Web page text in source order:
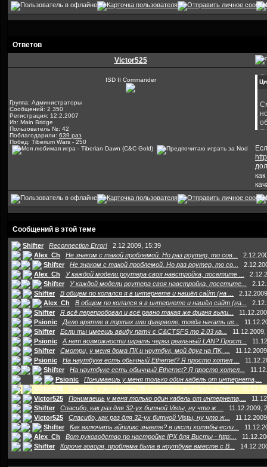
Ответов
Victor525
ISD II Commander
Группа: Администраторы
Сообщений: 2 350
Регистрация: 12.2.2007
Из: Main Bridge
Пользователь №: 42
Поблагодарили: 639 раз
Побед: Tiberium Wars - 250
Сообщений в этой теме
Shifter Reconnection Error!
2.12.2009, 15:39
Alex_Ch
Не знаком с такой проблемой. Но раз роутер, то сов...
Shifter
Не знаком с такой проблемой. Но раз роутер, то со...
Alex_Ch
У каждой модели роутера своя навстройка, посетите ...
Shifter
У каждой модели роутера своя навстройка, посетите...
Shifter
В общем по копался я в интернете и нашёл сайт (на ...
Alex_Ch
В общем по копался я в интернете и нашёл сайт (на...
Shifter
Я всё перепробовал и всё равно такая же фигня выки...
Psionic
Дело врятле в портах или фаерволе, тогда начать иг...
Shifter
Если ты имеешь ввиду патч с C&CTSFS то 2.03 ка...
Psionic
А нет возможности играть через реальный LAN? Прост...
Shifter
Смотри, у меня дома ПК и ноутбук, мой друг на ПК, ...
Psionic
На наутбуке есть обычный Ethernet? Я просто хотел ...
Shifter
На наутбуке есть обычный Ethernet? Я просто хотел...
Psionic
Понимаешь у меня только один кабель от интернета,...
Victor525
Смотри, у меня дома ПК и ноутбук, мой друг на ПК,...
Victor525
Понимаешь у меня только один кабель от интернета,...
Shifter
Спасибо, как раз для 32-ух битной Vistы, ну что ж ...
11.12.2009,
Victor525
Спасибо, как раз для 32-ух битной Vistы, ну что ж...
Shifter
Как включать айпиикс знаете? в икспи хотябы если...
Alex_Ch
Вот руководство по настройке IPX для Висты - http:...
Shifter
Короче говоря, проблема была в ноутбуке вместе с В...